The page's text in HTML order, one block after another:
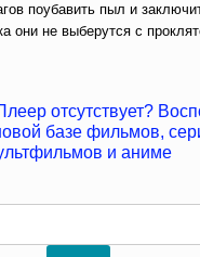
поубавить пыл и
они не выберутся с
отсутствует?
базе фильмов,
и аниме